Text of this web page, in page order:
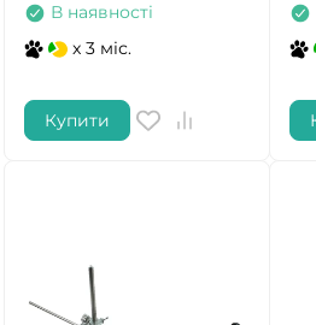
В наявності
x 3 міс.
Купити